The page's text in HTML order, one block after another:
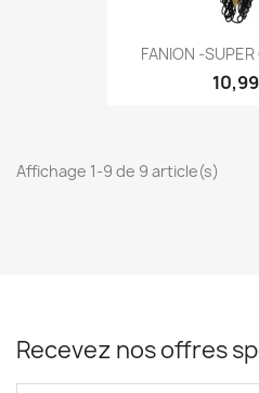
FANION -
Affichage 1-9 de 9 article(s)
Recevez nos offres